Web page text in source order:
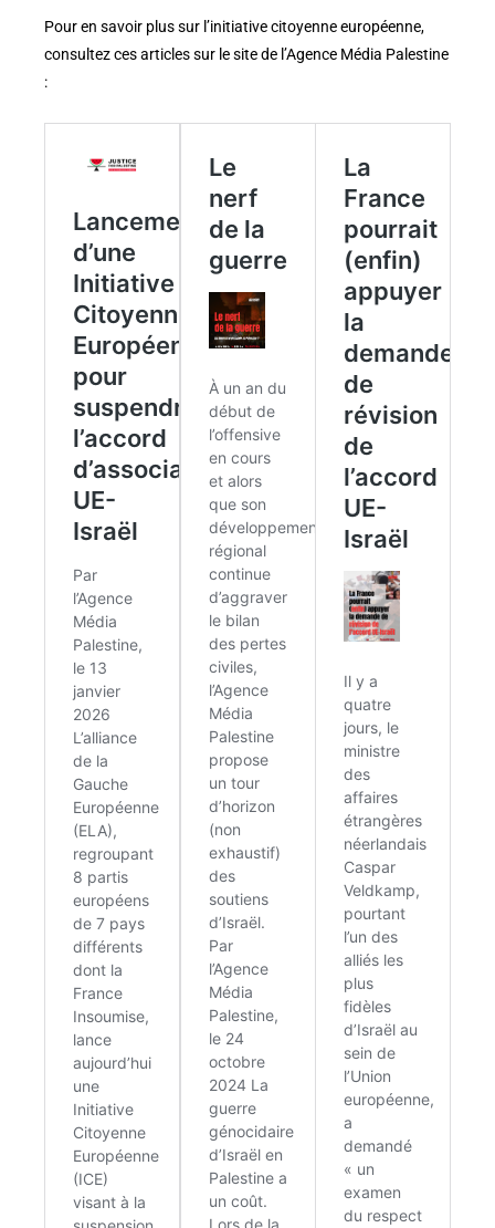
Pour en savoir plus sur l’initiative citoyenne européenne,
consultez ces articles sur le site de l’Agence Média Palestine
: